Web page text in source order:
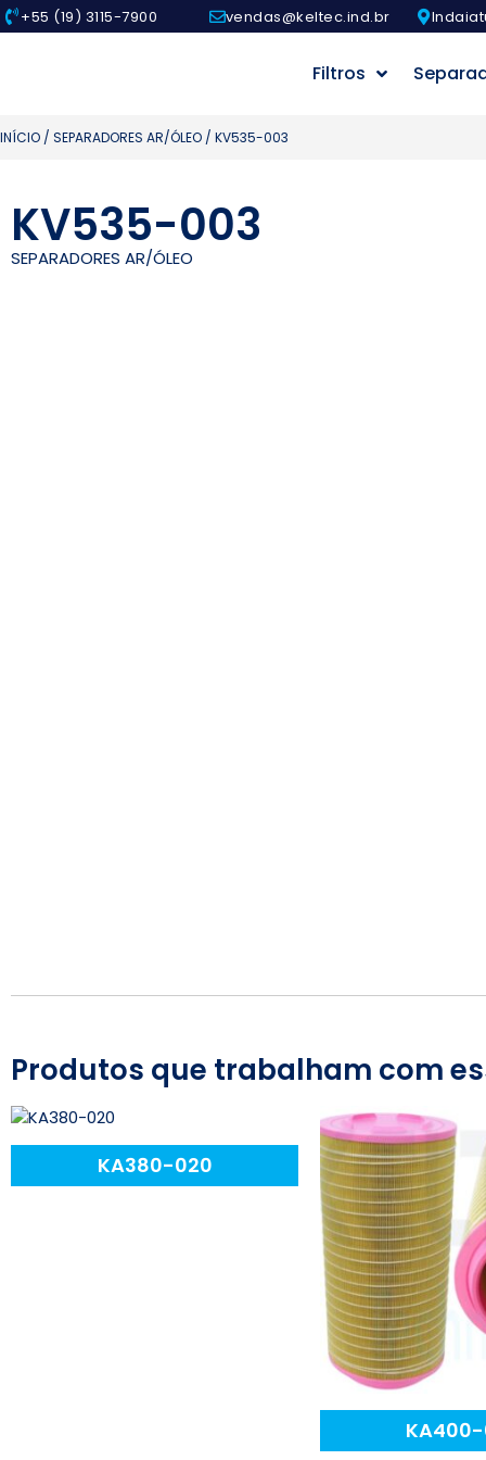
+55 (19) 3115-7900 vendas@keltec.ind.br
Filtros
INÍCIO / SEPARADORES AR/ÓLEO / KV535-003
KV535-003
SEPARADORES AR/ÓLEO
Produtos que trabalham com
KA380-020